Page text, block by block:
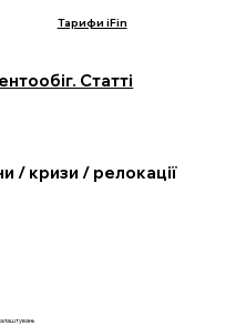
Тарифи iFin
Статті
/ кризи / релокації